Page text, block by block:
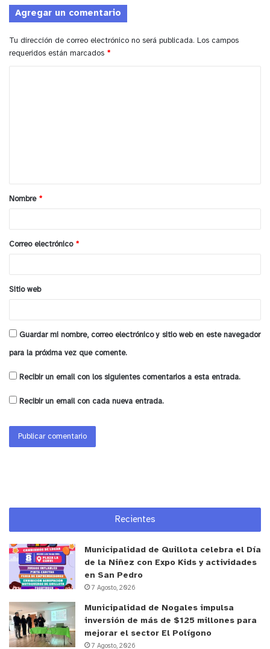
Urbano Ambrosio O’Higgins
Andes (Santa Teresa 911, Los Andes) La entrada es
libre y gratuita.
y tú, ¿qué opinas?
Agregar un comentario
Tu dirección de correo electrónico no será publicada. Los campos
requeridos están marcados *
a
r
*
Nombre *
Correo electrónico *
Sitio web
Guardar mi nombre, correo electrónico y sitio web en este navegador
para la próxima vez que comente.
Recibir un email con los siguientes comentarios a esta entrada.
Recibir un email con cada nueva entrada.
Recientes
Municipalidad de Quillota celebra el Día
de la Niñez con Expo Kids y actividades
en San Pedro
7 Agosto, 2026
Municipalidad de Nogales impulsa
inversión de más de $125 millones para
mejorar el sector El Polígono
7 Agosto, 2026